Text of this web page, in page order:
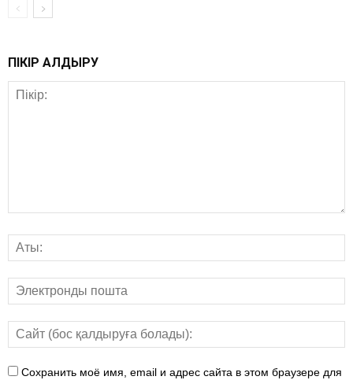
ПІКІР ҚАЛДЫРУ
Сохранить моё имя, email и адрес сайта в этом браузере для